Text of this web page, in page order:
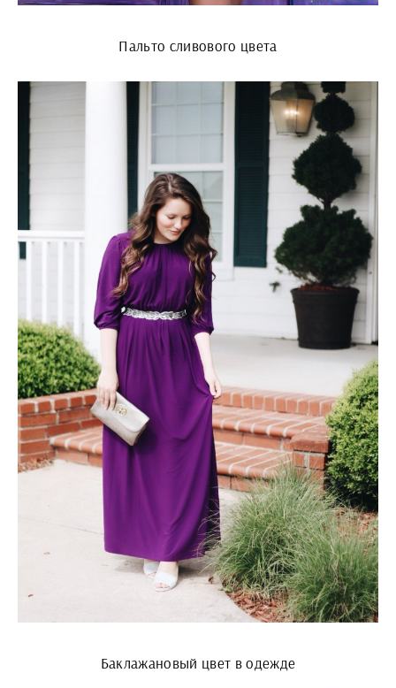
Пальто сливового цвета
Баклажановый цвет в одежде